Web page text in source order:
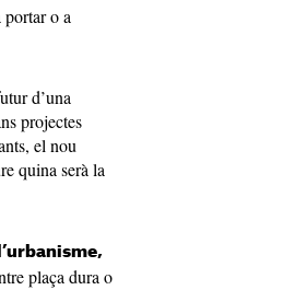
o a
d’una
projectes
el nou
quina serà la
plaça dura o